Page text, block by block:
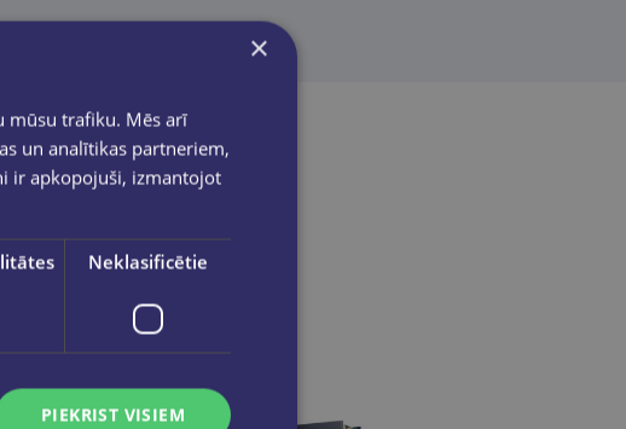
×
mūsu trafiku. Mēs arī
un analītikas partneriem,
ir apkopojuši, izmantojot
Neklasificētie
PIEKRIST VISIEM